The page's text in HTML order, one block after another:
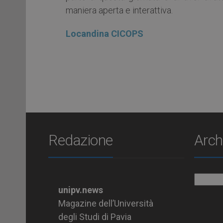
maniera aperta e interattiva.
Locandina CICOPS
Redazione
unipv.news
Magazine dell’Università
degli Studi di Pavia